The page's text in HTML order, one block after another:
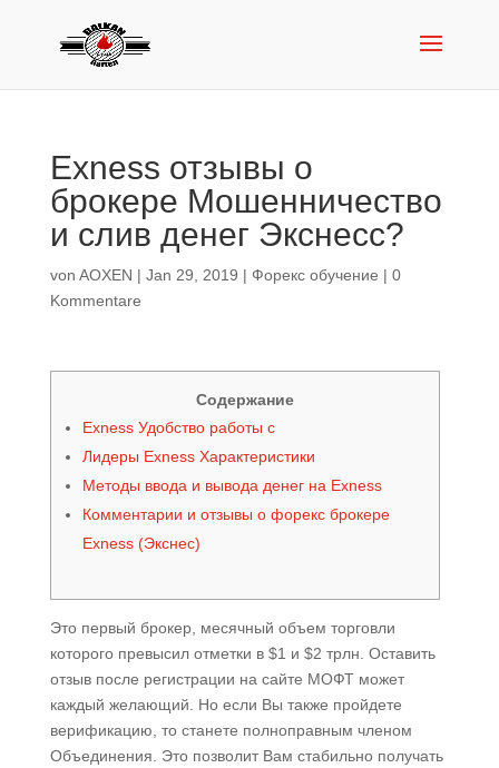
Exness отзывы о
брокере Мошенничество
и слив денег Экснесс?
von AOXEN | Jan 29, 2019 | Форекс обучение | 0
Kommentare
Содержание
Exness Удобство работы с
Лидеры Exness Характеристики
Методы ввода и вывода денег на Exness
Комментарии и отзывы о форекс брокере
Exness (Экснес)
Это первый брокер, месячный объем торговли
которого превысил отметки в $1 и $2 трлн. Оставить
отзыв после регистрации на сайте МОФТ может
каждый желающий. Но если Вы также пройдете
верификацию, то станете полноправным членом
Объединения. Это позволит Вам стабильно получать